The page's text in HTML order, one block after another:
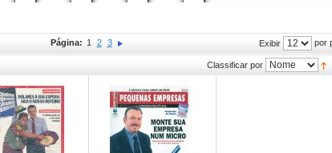
Exibir por
Página: 1 2 3
Classificar por